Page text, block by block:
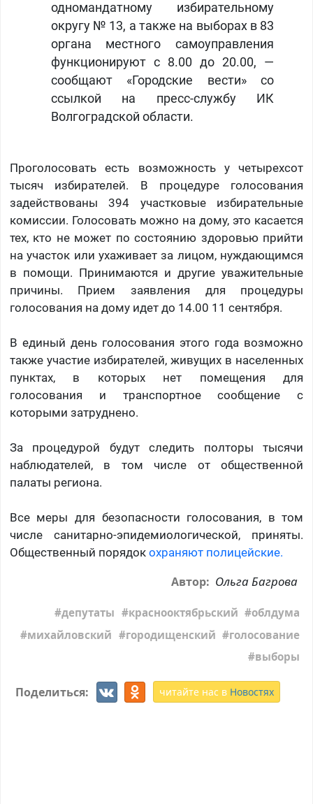
одномандатному избирательному
округу № 13, а также на выборах в 83
органа местного самоуправления
функционируют с 8.00 до 20.00, —
сообщают «Городские вести» со
ссылкой на пресс-службу ИК
Волгоградской области.
Проголосовать есть возможность у четырехсот
тысяч избирателей. В процедуре голосования
задействованы 394 участковые избирательные
комиссии. Голосовать можно на дому, это касается
тех, кто не может по состоянию здоровью прийти
на участок или ухаживает за лицом, нуждающимся
в помощи. Принимаются и другие уважительные
причины. Прием заявления для процедуры
голосования на дому идет до 14.00 11 сентября.
В единый день голосования этого года возможно
также участие избирателей, живущих в населенных
пунктах, в которых нет помещения для
голосования и транспортное сообщение с
которыми затруднено.
За процедурой будут следить полторы тысячи
наблюдателей, в том числе от общественной
палаты региона.
Все меры для безопасности голосования, в том
числе санитарно-эпидемиологической, приняты.
Общественный порядок охраняют полицейские.
Автор: Ольга Багрова
депутаты краснооктябрьский
облдума
михайловский
городищенский
голосование
выборы
Поделиться: читайте нас в Новостях